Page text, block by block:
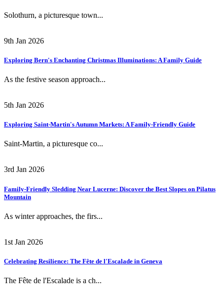
Solothurn, a picturesque town...
9th Jan 2026
Exploring Bern's Enchanting Christmas Illuminations: A Family Guide
As the festive season approach...
5th Jan 2026
Exploring Saint-Martin's Autumn Markets: A Family-Friendly Guide
Saint-Martin, a picturesque co...
3rd Jan 2026
Family-Friendly Sledding Near Lucerne: Discover the Best Slopes on Pilatus
Mountain
As winter approaches, the firs...
1st Jan 2026
Celebrating Resilience: The Fête de l'Escalade in Geneva
The Fête de l'Escalade is a ch...